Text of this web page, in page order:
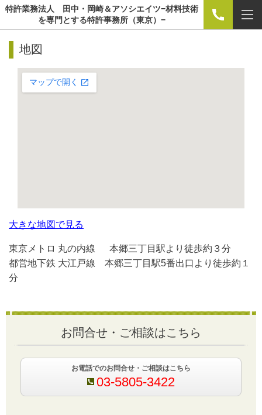
特許業務法人 田中・岡崎＆アソシエイツ−材料技術
を専門とする特許事務所（東京）−
地図
大きな地図で見る
東京メトロ 丸の内線 本郷三丁目駅より徒歩約３分
都営地下鉄 大江戸線 本郷三丁目駅5番出口より徒歩約１
分
お問合せ・ご相談はこちら
お電話でのお問合せ・ご相談はこちら
03-5805-3422